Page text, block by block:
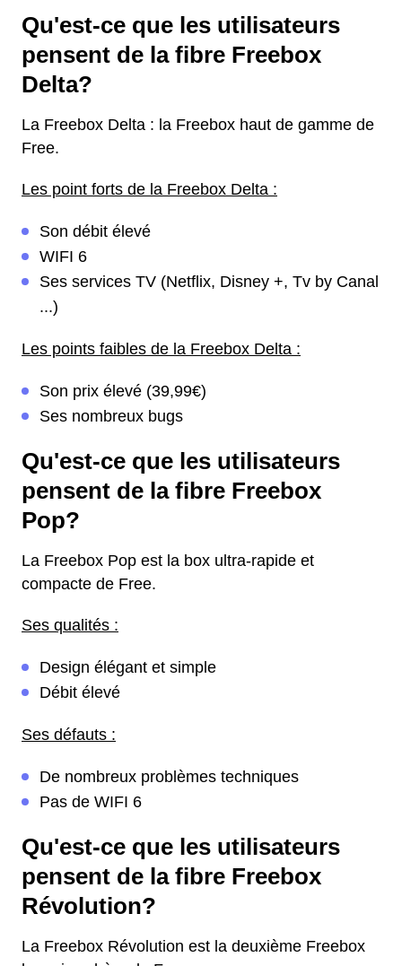
Qu'est-ce que les utilisateurs
pensent de la fibre Freebox
Delta?
La Freebox Delta : la Freebox haut de gamme de
Free.
Les point forts de la Freebox Delta :
Son débit élevé
WIFI 6
Ses services TV (Netflix, Disney +, Tv by Canal
...)
Les points faibles de la Freebox Delta :
Son prix élevé (39,99€)
Ses nombreux bugs
Qu'est-ce que les utilisateurs
pensent de la fibre Freebox
Pop?
La Freebox Pop est la box ultra-rapide et
compacte de Free.
Ses qualités :
Design élégant et simple
Débit élevé
Ses défauts :
De nombreux problèmes techniques
Pas de WIFI 6
Qu'est-ce que les utilisateurs
pensent de la fibre Freebox
Révolution?
La Freebox Révolution est la deuxième Freebox